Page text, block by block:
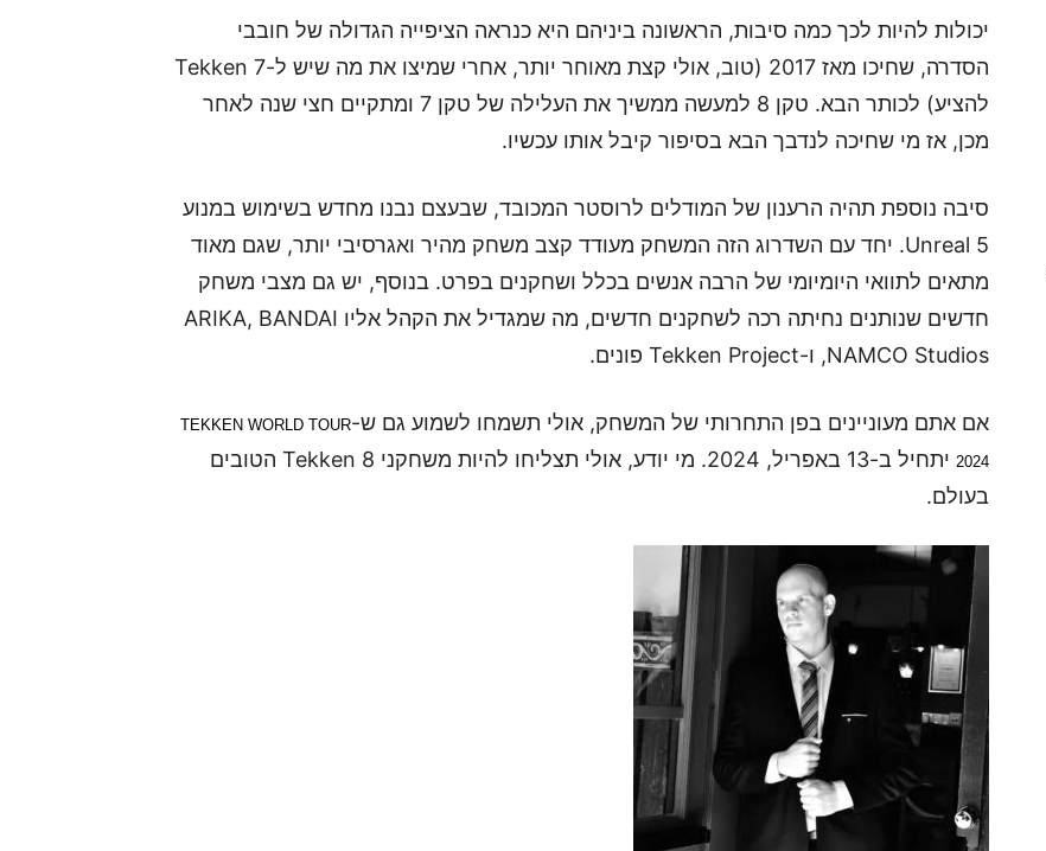
יכולות להיות לכך כמה סיבות, הראשונה ביניהם היא כנראה הציפייה הגדולה של חובבי
הסדרה, שחיכו מאז 2017 (טוב, אולי קצת מאוחר יותר, אחרי שמיצו את מה שיש ל-Tekken 7
להציע) לכותר הבא. טקן 8 למעשה ממשיך את העלילה של טקן 7 ומתקיים חצי שנה לאחר
מכן, אז מי שחיכה לנדבך הבא בסיפור קיבל אותו עכשיו.
סיבה נוספת תהיה הרענון של המודלים לרוסטר המכובד, שבעצם נבנו מחדש בשימוש במנוע
Unreal 5. יחד עם השדרוג הזה המשחק מעודד קצב משחק מהיר ואגרסיבי יותר, שגם מאוד
מתאים לתוואי היומיומי של הרבה אנשים בכלל ושחקנים בפרט. בנוסף, יש גם מצבי משחק
חדשים שנותנים נחיתה רכה לשחקנים חדשים, מה שמגדיל את הקהל אליו ARIKA, BANDAI
NAMCO Studios, ו-Tekken Project פונים.
אם אתם מעוניינים בפן התחרותי של המשחק, אולי תשמחו לשמוע גם ש-TEKKEN WORLD TOUR
2024
יתחיל ב-13 באפריל, 2024. מי יודע, אולי תצליחו להיות משחקני Tekken 8 הטובים
בעולם.